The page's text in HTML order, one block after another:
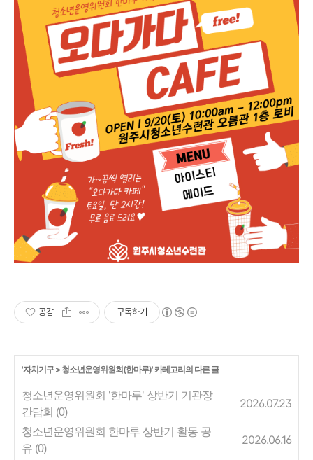
공감 구독하기
'자치기구> 청소년운영위원회(한마루)' 카테고리의 다른 글
청소년운영위원회 '한마루' 상반기 기관장
간담회 (0)
2026.07.23
청소년운영위원회 한마루 상반기 활동 공
유 (0)
2026.06.16